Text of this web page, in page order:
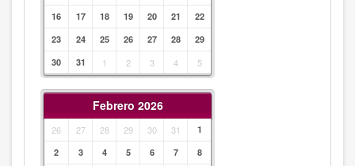
16
17 18 19 20 21
22
23
24 25 26 27 28
29
30
31 1 2 3 4 5
Febrero 2026
26 27 28 29 30 31
1
2
3 4 5 6 7
8